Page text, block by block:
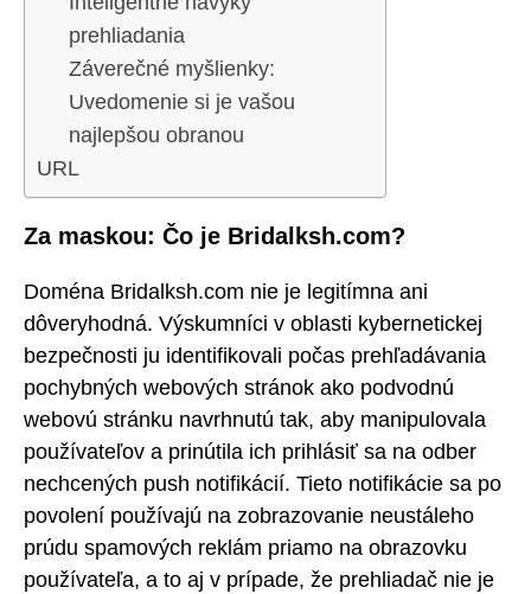
prehliadania
Záverečné myšlienky:
Uvedomenie si je vašou
najlepšou obranou
URL
Za maskou: Čo je Bridalksh.com?
Doména Bridalksh.com nie je legitímna ani
dôveryhodná. Výskumníci v oblasti kybernetickej
bezpečnosti ju identifikovali počas prehľadávania
pochybných webových stránok ako podvodnú
webovú stránku navrhnutú tak, aby manipulovala
používateľov a prinútila ich prihlásiť sa na odber
nechcených push notifikácií. Tieto notifikácie sa po
povolení používajú na zobrazovanie neustáleho
prúdu spamových reklám priamo na obrazovku
používateľa, a to aj v prípade, že prehliadač nie je